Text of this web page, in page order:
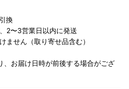
換
2〜3営業日以内に発送
ません（取り寄せ品含む）
、お届け日時が前後する場合がござ